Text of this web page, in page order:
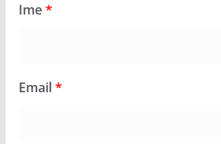
Ime*
Email*